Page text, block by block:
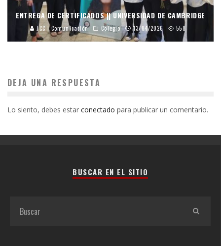
ENTREGA DE CERTIFICADOS || UNIVERSIDAD DE CAMBRIDGE
JCC | Comunicación Colegio 13/04/2026 558
DEJA UNA RESPUESTA
Lo siento, debes estar conectado para publicar un comentario.
BUSCAR EN EL SITIO